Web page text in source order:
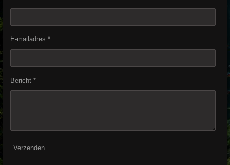
E-mailadres *
Bericht *
Verzenden